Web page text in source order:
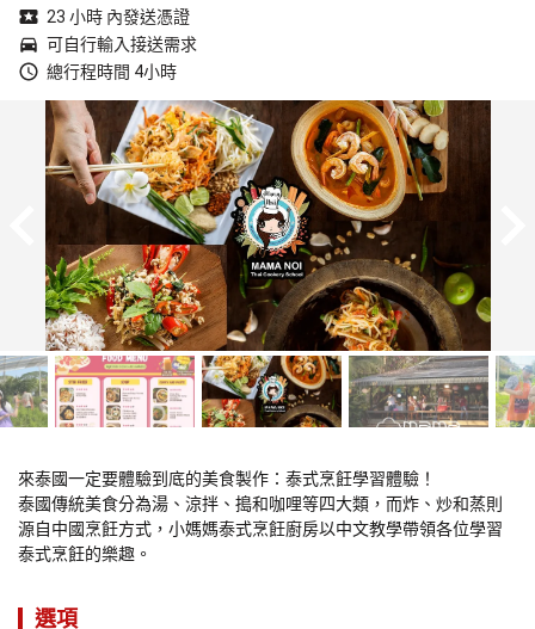
23 小時 內發送憑證
可自行輸入接送需求
總行程時間 4小時
來泰國一定要體驗到底的美食製作：泰式烹飪學習體驗！
泰國傳統美食分為湯、涼拌、搗和咖哩等四大類，而炸、炒和蒸則
源自中國烹飪方式，小媽媽泰式烹飪廚房以中文教學帶領各位學習
泰式烹飪的樂趣。
選項